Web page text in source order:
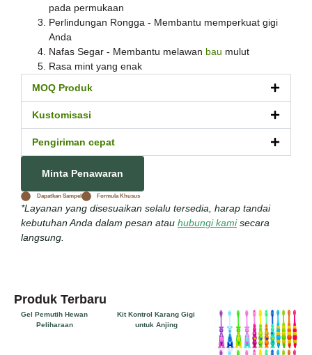
pada permukaan
Perlindungan Rongga - Membantu memperkuat gigi
Anda
Nafas Segar - Membantu melawan bau mulut
Rasa mint yang enak
MOQ Produk
Kustomisasi
Pengiriman cepat
Minta Penawaran
Dapatkan Sampel Formula Khusus
*Layanan yang disesuaikan selalu tersedia, harap tandai
kebutuhan Anda dalam pesan atau hubungi kamisecara
langsung.
Produk Terbaru
Gel Pemutih Hewan
Peliharaan
Kit Kontrol Karang Gigi
untuk Anjing